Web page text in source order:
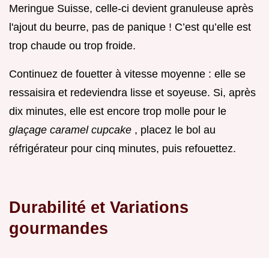
Meringue Suisse, celle-ci devient granuleuse après
l'ajout du beurre, pas de panique ! C’est qu’elle est
trop chaude ou trop froide.
Continuez de fouetter à vitesse moyenne : elle se
ressaisira et redeviendra lisse et soyeuse. Si, après
dix minutes, elle est encore trop molle pour le
glaçage caramel cupcake , placez le bol au
réfrigérateur pour cinq minutes, puis refouettez.
Durabilité et Variations
gourmandes